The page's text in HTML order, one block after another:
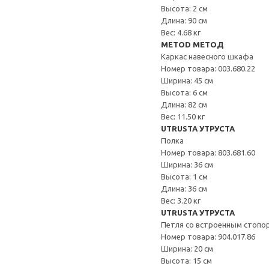
Высота: 2 см
Длина: 90 см
Вес: 4.68 кг
METOD МЕТОД
Каркас навесного шкафа
Номер товара: 003.680.22
Ширина: 45 см
Высота: 6 см
Длина: 82 см
Вес: 11.50 кг
UTRUSTA УТРУСТА
Полка
Номер товара: 803.681.60
Ширина: 36 см
Высота: 1 см
Длина: 36 см
Вес: 3.20 кг
UTRUSTA УТРУСТА
Петля со встроенным
Номер товара: 904.017.86
Ширина: 20 см
Высота: 15 см